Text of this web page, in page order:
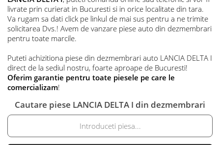
livrate prin curierat in Bucuresti si in orice localitate din tara.
Va rugam sa dati click pe linkul de mai sus pentru a ne trimite
solicitarea Dvs.! Avem de vanzare piese auto din dezmembrari
pentru toate marcile.
Puteti achizitiona piese din dezmembrari auto LANCIA DELTA I
direct de la sediul nostru, foarte aproape de Bucuresti!
Oferim garantie pentru toate piesele pe care le
comercializam!
Cautare piese LANCIA DELTA I din dezmembrari